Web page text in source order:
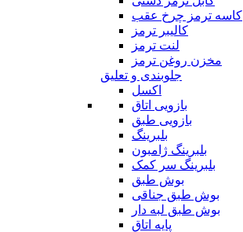
کاسه ترمز چرخ عقب
کالیبر ترمز
لنت ترمز
مخزن روغن ترمز
جلوبندی و تعلیق
اکسل
بازویی اتاق
بازویی طبق
بلبرینگ
بلبرینگ ژامبون
بلبرینگ سر کمک
بوش طبق
بوش طبق جناقی
بوش طبق لبه دار
پایه اتاق